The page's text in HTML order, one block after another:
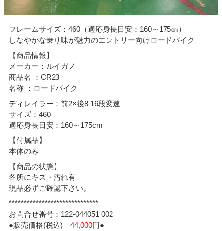
フレームサイズ：460（適応身長目安：160～175㎝）
しなやかな乗り味が魅力のエントリー向けロードバイク
【商品情報】
メーカー：ルイガノ
商品名 ：CR23
名称 ：ロードバイク
ディレイラー：前2×後8 16段変速
サイズ：460
適応身長目安：160～175cm
【付属品】
本体のみ
【商品の状態】
各所にキズ・汚れ有
現品必ずご確認下さい。
******************************
お問合せ番号：122-044051 002
●販売価格(税込)44,000円●